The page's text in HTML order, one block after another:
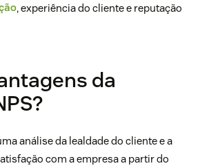
, experiência do cliente e reputação
da
análise da lealdade do cliente e a
com a empresa a partir do